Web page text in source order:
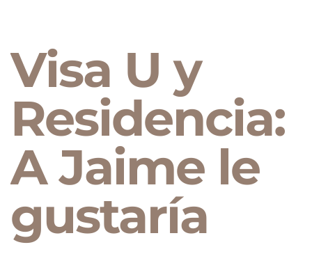
Visa U y
Residencia:
A Jaime le
gustaría